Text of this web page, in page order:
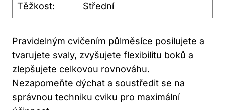
Těžkost: Střední
Pravidelným cvičením půlměsíce posilujete a
tvarujete svaly, zvyšujete flexibilitu boků a
zlepšujete celkovou rovnováhu.
Nezapomeňte dýchat a soustředit se na
správnou techniku cviku pro maximální